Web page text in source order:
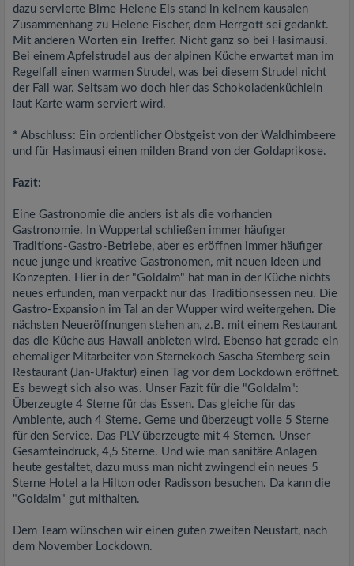
dazu servierte Birne Helene Eis stand in keinem kausalen
Zusammenhang zu Helene Fischer, dem Herrgott sei gedankt.
Mit anderen Worten ein Treffer. Nicht ganz so bei Hasimausi.
Bei einem Apfelstrudel aus der alpinen Küche erwartet man im
Regelfall einen warmen Strudel, was bei diesem Strudel nicht
der Fall war. Seltsam wo doch hier das Schokoladenküchlein
laut Karte warm serviert wird.
* Abschluss: Ein ordentlicher Obstgeist von der Waldhimbeere
und für Hasimausi einen milden Brand von der Goldaprikose.
Fazit:
Eine Gastronomie die anders ist als die vorhanden
Gastronomie. In Wuppertal schließen immer häufiger
Traditions-Gastro-Betriebe, aber es eröffnen immer häufiger
neue junge und kreative Gastronomen, mit neuen Ideen und
Konzepten. Hier in der "Goldalm" hat man in der Küche nichts
neues erfunden, man verpackt nur das Traditionsessen neu. Die
Gastro-Expansion im Tal an der Wupper wird weitergehen. Die
nächsten Neueröffnungen stehen an, z.B. mit einem Restaurant
das die Küche aus Hawaii anbieten wird. Ebenso hat gerade ein
ehemaliger Mitarbeiter von Sternekoch Sascha Stemberg sein
Restaurant (Jan-Ufaktur) einen Tag vor dem Lockdown eröffnet.
Es bewegt sich also was. Unser Fazit für die "Goldalm":
Überzeugte 4 Sterne für das Essen. Das gleiche für das
Ambiente, auch 4 Sterne. Gerne und überzeugt volle 5 Sterne
für den Service. Das PLV überzeugte mit 4 Sternen. Unser
Gesamteindruck, 4,5 Sterne. Und wie man sanitäre Anlagen
heute gestaltet, dazu muss man nicht zwingend ein neues 5
Sterne Hotel a la Hilton oder Radisson besuchen. Da kann die
"Goldalm" gut mithalten.
Dem Team wünschen wir einen guten zweiten Neustart, nach
dem November Lockdown.